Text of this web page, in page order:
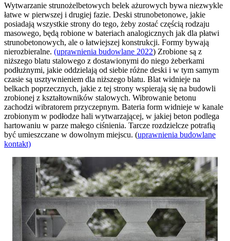
Wytwarzanie strunożelbetowych belek ażurowych bywa niezwykle
łatwe w pierwszej i drugiej fazie. Deski strunobetonowe, jakie
posiadają wszystkie strony do tego, żeby zostać częścią rodzaju
masowego, będą robione w bateriach analogicznych jak dla płatwi
strunobetonowych, ale o łatwiejszej konstrukcji. Formy bywają
nierozbieralne. (uprawnienia budowlane 2022) Zrobione są z
niższego blatu stalowego z dostawionymi do niego żeberkami
podłużnymi, jakie oddzielają od siebie różne deski i w tym samym
czasie są usztywnieniem dla niższego blatu. Blat widnieje na
belkach poprzecznych, jakie z tej strony wspierają się na budowli
zrobionej z kształtowników stalowych. Wibrowanie betonu
zachodzi wibratorem przyczepnym. Bateria form widnieje w kanale
zrobionym w podłodze hali wytwarzającej, w jakiej beton podlega
hartowaniu w parze małego ciśnienia. Tarcze rozdzielcze potrafią
być umieszczane w dowolnym miejscu. (uprawnienia budowlane
kontakt)